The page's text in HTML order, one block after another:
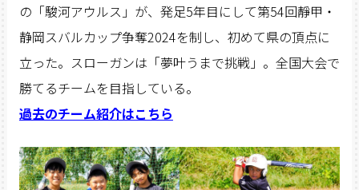
の「駿河アウルス」が、発足5年目にして第54回靜甲・
静岡スバルカップ争奪2024を制し、初めて県の頂点に
立った。スローガンは「夢叶うまで挑戦」。全国大会で
勝てるチームを目指している。
過去のチーム紹介はこちら